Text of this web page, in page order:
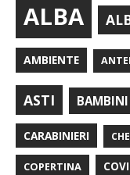
ALBA
AMBIENTE
ASTI BAMBINI
CARABINIERI
COPERTINA